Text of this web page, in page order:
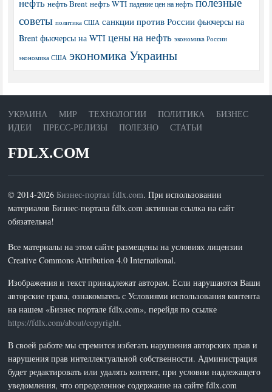
нефть Brent нефть WTI падение цен на нефть
советы политика США санкции против России фьючерсы на
Brent фьючерсы на WTI цены на нефть экономика России
экономика США экономика Украины
УКРАИНА МИР ТЕХНОЛОГИИ ПОЛИТИКА
БИЗНЕС
ИДЕИ
ПРЕСС-РЕЛИЗЫ ПОЛЕЗНО СТАТЬИ
FDLX.COM
© 2014-2026Бизнес-портал fdlx.com. При использовании
материалов Бизнес-портала fdlx.com активная ссылка на сайт
обязательна!
Все материалы на этом сайте размещены на условиях лицензии
Creative Commons Attribution 4.0 International.
Изображения и текст принадлежат авторам. Если нарушаются Ваши
авторские права, ознакомьтесь с Условиями использования контента
на нашем «Бизнес портале fdlx.com», перейдя по ссылке
https://fdlx.com/about/copyright.
В своей работе мы стремится избегать нарушения авторских прав и
нарушения прав интеллектуальной собственности. Администрация
будет редактировать или удалять контент, при условии надлежащего
уведомления, что определенное содержание на сайте fdlx.com